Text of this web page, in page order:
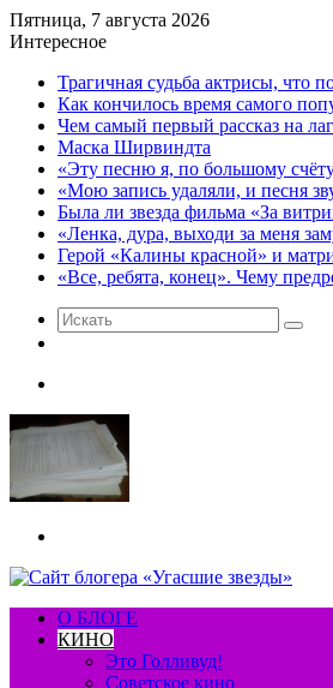
Пятница, 7 августа 2026
Интересное
Трагичная судьба актрисы, что
Как кончилось время самого
Чем самый первый рассказ на
Маска Ширвиндта
«Эту песню я, по большому
«Мою запись удаляли, и песня
Была ли звезда фильма «За
«Ленка, дура, выходи за меня
Герой «Калины красной» и
«Все, ребята, конец». Чему
Искать
О БЛОГЕ
КИНО
Это Голливуд!
Советское кино